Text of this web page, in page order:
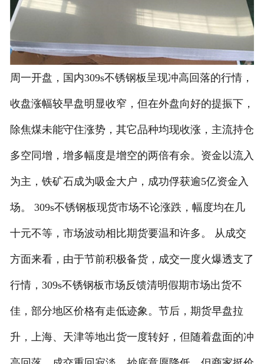
周一开盘，国内309s不锈钢板呈现冲高回落的行情，
收盘涨幅较早盘明显收窄，但在外盘向好的提振下，
除焦煤未能守住涨势，其它品种均现收涨，主流持仓
多空同增，增多幅度是增空的两倍有余。资金以流入
为主，铁矿石成为吸金大户，成功俘获逾5亿资金入
场。 309s不锈钢板现货市场不论涨跌，幅度均在几
十元不等，市场波动相比期货要温和许多。 从成交
方面来看，由于节前积极备货，成交一度火爆透支了
行情，309s不锈钢板市场反馈清明假期市场出货不
佳，部分地区价格有走低迹象。节后，期货早盘拉
升，上海、天津等地出货一度转好，但随着盘面的冲